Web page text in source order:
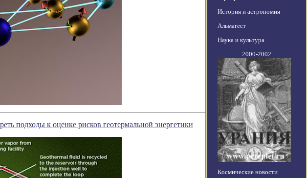
подходы к оценке рисков геотермальной энергетики
История и астрономия
Альмагест
Наука и культура
2000-2002
Космические новости